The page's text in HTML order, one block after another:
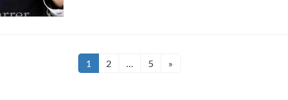
固
1
固
2 …
固
5 »